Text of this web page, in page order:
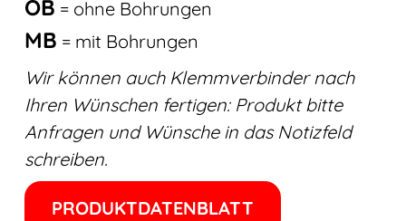
OB = ohne Bohrungen
MB = mit Bohrungen
Wir können auch Klemmverbinder nach
Ihren Wünschen fertigen: Produkt bitte
Anfragen und Wünsche in das Notizfeld
schreiben.
PRODUKTDATENBLATT